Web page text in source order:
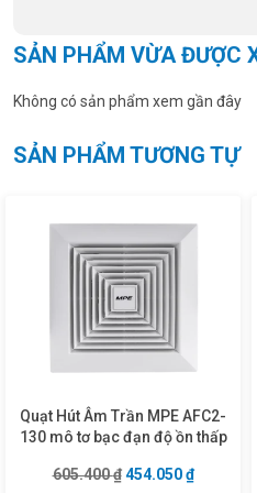
SẢN PHẨM VỪA ĐƯỢC
Không có sản phẩm xem gần đây
SẢN PHẨM TƯƠNG TỰ
Quạt Hút Âm Trần MPE AFC2-
130 mô tơ bạc đạn độ ồn thấp
605.400₫ Giá gốc là: 605.400
454.050₫Giá hiện